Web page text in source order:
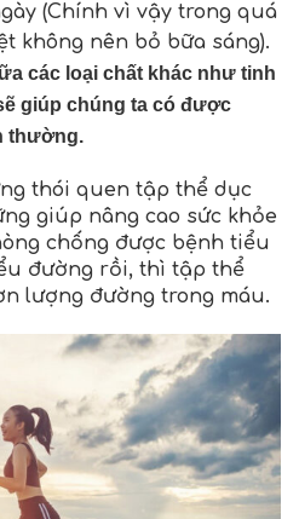
(Chính vì vậy trong quá
không nên bỏ bữa sáng).
các loại chất khác như tinh
giúp chúng ta có được
thường.
thói quen tập thể dục
giúp nâng cao sức khỏe
chống được bệnh tiểu
đường rồi, thì tập thể
lượng đường trong máu.